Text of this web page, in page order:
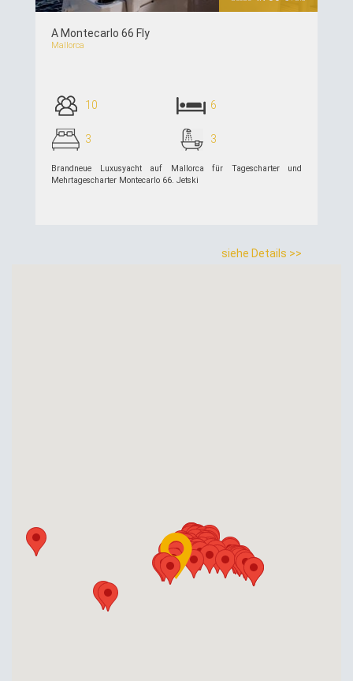
A Montecarlo 66 Fly
Mallorca
10 6
3 3
Brandneue Luxusyacht auf Mallorca für Tagescharter und
Mehrtagescharter Montecarlo 66. Jetski
siehe Details >>